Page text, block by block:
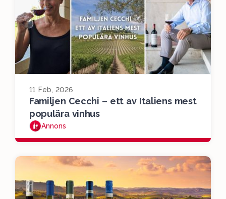
11 Feb, 2026
Familjen Cecchi – ett av Italiens mest
populära vinhus
Annons